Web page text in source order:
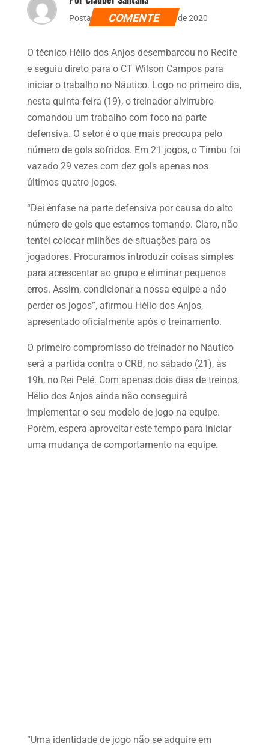
Postado dia 19 de novembro de 2020
COMENTE
O técnico Hélio dos Anjos desembarcou no Recife
e seguiu direto para o CT Wilson Campos para
iniciar o trabalho no Náutico. Logo no primeiro dia,
nesta quinta-feira (19), o treinador alvirrubro
comandou um trabalho com foco na parte
defensiva. O setor é o que mais preocupa pelo
número de gols sofridos. Em 21 jogos, o Timbu foi
vazado 29 vezes com dez gols apenas nos
últimos quatro jogos.
“Dei ênfase na parte defensiva por causa do alto
número de gols que estamos tomando. Claro, não
tentei colocar milhões de situações para os
jogadores. Procuramos introduzir coisas simples
para acrescentar ao grupo e eliminar pequenos
erros. Assim, condicionar a nossa equipe a não
perder os jogos”, afirmou Hélio dos Anjos,
apresentado oficialmente após o treinamento.
O primeiro compromisso do treinador no Náutico
será a partida contra o CRB, no sábado (21), às
19h, no Rei Pelé. Com apenas dois dias de treinos,
Hélio dos Anjos ainda não conseguirá
implementar o seu modelo de jogo na equipe.
Porém, espera aproveitar este tempo para iniciar
uma mudança de comportamento na equipe.
“Uma identidade de jogo não se adquire em